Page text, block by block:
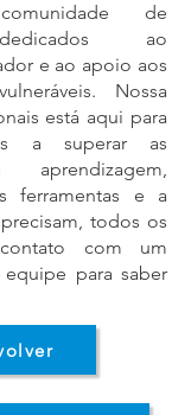
de
ao
e ao apoio aos
Nossa
está aqui para
a superar as
ferramentas e a
todos os
com um
para saber